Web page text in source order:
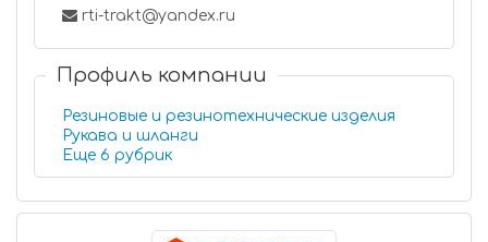
rti-trakt@yandex.ru
Профиль компании
Резиновые и резинотехнические изделия
Рукава и шланги
Еще 6 рубрик